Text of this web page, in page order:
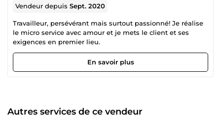
Vendeur depuisSept. 2020
Travailleur, persévérant mais surtout passionné! Je réalise
le micro service avec amour et je mets le client et ses
exigences en premier lieu.
En savoir plus
Autres services de ce vendeur